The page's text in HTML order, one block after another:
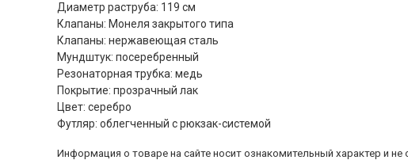
Диаметр раструба: 119 см
Клапаны: Монеля закрытого типа
Клапаны: нержавеющая сталь
Мундштук: посеребренный
Резонаторная трубка: медь
Покрытие: прозрачный лак
Цвет: серебро
Футляр: облегченный с рюкзак-системой
Информация о товаре на сайте носит ознакомительный характер и